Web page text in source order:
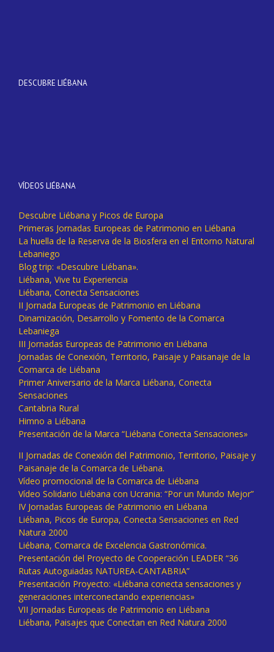
DESCUBRE LIÉBANA
VÍDEOS LIÉBANA
Descubre Liébana y Picos de Europa
Primeras Jornadas Europeas de Patrimonio en Liébana
La huella de la Reserva de la Biosfera en el Entorno Natural
Lebaniego
Blog trip: «Descubre Liébana».
Liébana, Vive tu Experiencia
Liébana, Conecta Sensaciones
II Jornada Europeas de Patrimonio en Liébana
Dinamización, Desarrollo y Fomento de la Comarca
Lebaniega
III Jornadas Europeas de Patrimonio en Liébana
Jornadas de Conexión, Territorio, Paisaje y Paisanaje de la
Comarca de Liébana
Primer Aniversario de la Marca Liébana, Conecta
Sensaciones
Cantabria Rural
Himno a Liébana
Presentación de la Marca “Liébana Conecta Sensaciones»
II Jornadas de Conexión del Patrimonio, Territorio, Paisaje y
Paisanaje de la Comarca de Liébana.
Vídeo promocional de la Comarca de Liébana
Vídeo Solidario Liébana con Ucrania: “Por un Mundo Mejor”
IV Jornadas Europeas de Patrimonio en Liébana
Liébana, Picos de Europa, Conecta Sensaciones en Red
Natura 2000
Liébana, Comarca de Excelencia Gastronómica.
Presentación del Proyecto de Cooperación LEADER “36
Rutas Autoguiadas NATUREA-CANTABRIA”
Presentación Proyecto: «Liébana conecta sensaciones y
generaciones interconectando experiencias»
VII Jornadas Europeas de Patrimonio en Liébana
Liébana, Paisajes que Conectan en Red Natura 2000